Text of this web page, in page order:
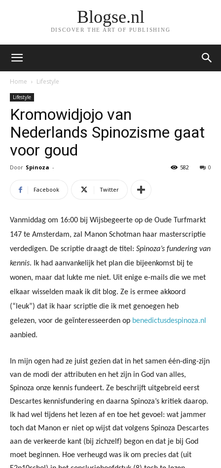
Blogse.nl
DISCOVER THE ART OF PUBLISHING
Home Lifestyle
Lifestyle
Kromowidjojo van
Nederlands Spinozisme gaat
voor goud
Door Spinoza - 0
582
Facebook Twitter
Vanmiddag om 16:00 bij Wijsbegeerte op de Oude Turfmarkt
147 te Amsterdam, zal Manon Schotman haar masterscriptie
verdedigen. De scriptie draagt de titel: Spinoza’s fundering van
kennis. Ik had aanvankelijk het plan die bijeenkomst bij te
wonen, maar dat lukte me niet. Uit enige e-mails die we met
elkaar wisselden maak ik dit blog. Ze is ermee akkoord
(“leuk”) dat ik haar scriptie die ik met genoegen heb
gelezen, voor de geïnteresseerden op benedictusdespinoza.nl
aanbied.
In mijn ogen had ze juist gezien dat in het samen één-ding-zijn
van de modi der attributen en het zijn in God van alles,
Spinoza onze kennis fundeert. Ze beschrijft uitgebreid eerst
Descartes kennisfundering en daarna Spinoza’s kritiek daarop.
Ik had wel tijdens het lezen af en toe het gevoel: wat jammer
toch dat Manon er niet op wijst dat volgens Spinoza Descartes
aan de verkeerde kant (bij zichzelf) begon en dat je bij God
moet beginnen. Hoe verheugd was ik om precies dat (uit